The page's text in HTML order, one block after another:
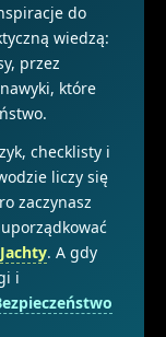
do
wiedzą:
przez
które
checklisty i
liczy się
zaczynasz
Jachty. A gdy
i